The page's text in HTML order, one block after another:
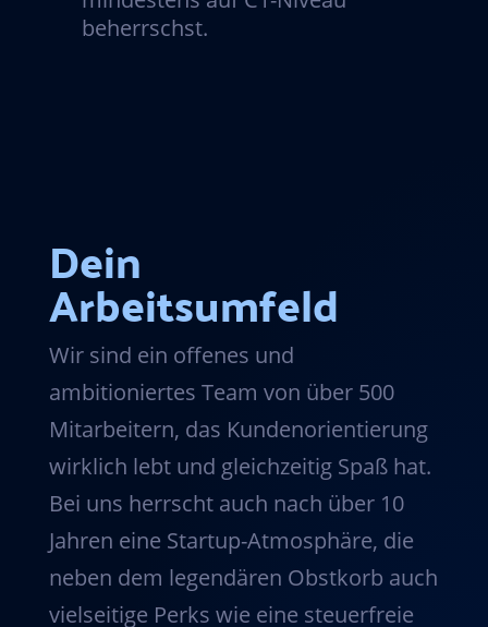
beherrschst.
Dein
Arbeitsumfeld
Wir sind ein offenes und
ambitioniertes Team von über 500
Mitarbeitern, das Kundenorientierung
wirklich lebt und gleichzeitig Spaß hat.
Bei uns herrscht auch nach über 10
Jahren eine Startup-Atmosphäre, die
neben dem legendären Obstkorb auch
vielseitige Perks wie eine steuerfreie